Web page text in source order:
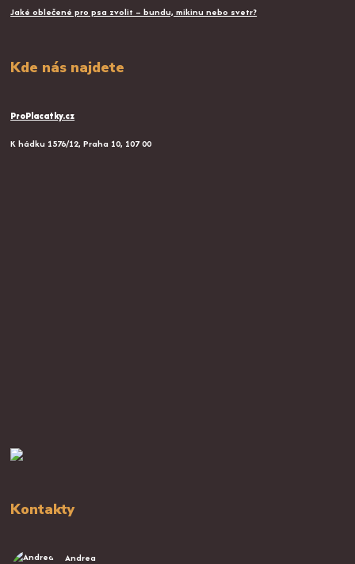
Jaké oblečené pro psa zvolit – bundu, mikinu nebo svetr?
Kde nás najdete
ProPlacatky.cz
K hádku 1576/12, Praha 10, 107 00
Kontakty
Andrea